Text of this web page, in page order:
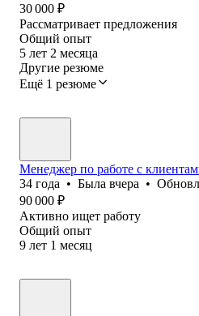
30 000 ₽
Рассматривает предложения
Общий опыт
5 лет 2 месяца
Другие резюме
Ещё 1 резюме
Менеджер по работе с
34 года • Была вчера •
90 000 ₽
Активно ищет работу
Общий опыт
9 лет 1 месяц